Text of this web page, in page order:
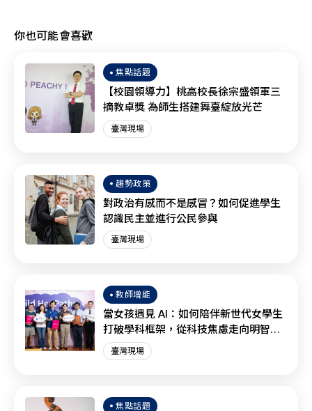
你也可能會喜歡
焦點話題
【校園領導力】桃高校長徐宗盛領軍三
摘教卓獎 為師生搭建舞臺綻放光芒
臺灣現場
趨勢政策
對政治有感而不是感冒？如何促進學生
認識民主並進行公民參與
臺灣現場
教師增能
當女孩遇見 AI：如何陪伴新世代女學生
打破學科框架，從科技焦慮走向明智協
作？
臺灣現場
焦點話題